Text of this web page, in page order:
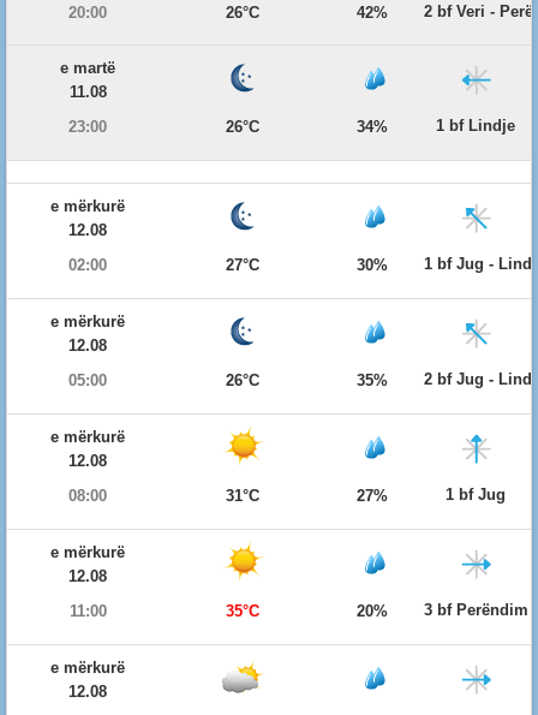
20:00
26°C 42% 2 bf Veri -
e martë
11.08
23:00
26°C 34% 1 bf Lindje
e mërkurë
12.08
02:00
27°C 30% 1 bf Jug -
e mërkurë
12.08
05:00
26°C 35% 2 bf Jug -
e mërkurë
12.08
08:00
31°C 27% 1 bf Jug
e mërkurë
12.08
11:00
35°C 20% 3 bf Perëndim
e mërkurë
12.08